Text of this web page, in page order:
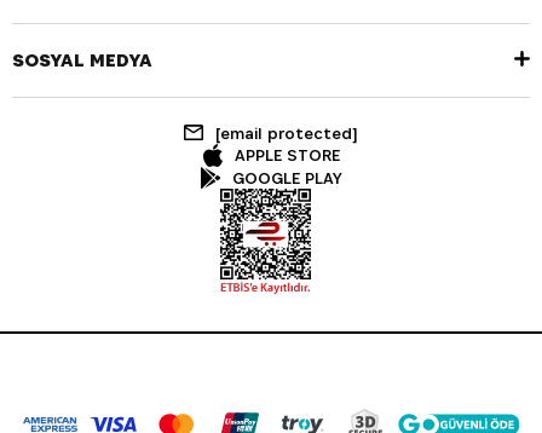
SOSYAL MEDYA
[email protected]
APPLE STORE
GOOGLE PLAY